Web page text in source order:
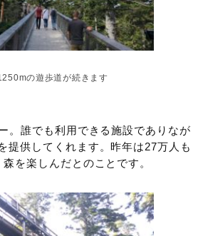
の遊歩道が続きます
。誰でも利用できる施設でありなが
提供してくれます。昨年は27万人も
を楽しんだとのことです。